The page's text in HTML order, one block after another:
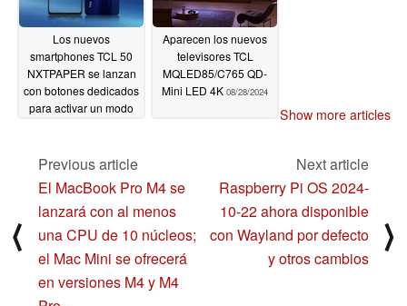
Los nuevos
smartphones TCL 50
NXTPAPER se lanzan
con botones dedicados
para activar un modo
Aparecen los nuevos
televisores TCL
MQLED85/C765 QD-
Mini LED 4K 08/28/2024
Show more articles
⟨
Previous article
El MacBook Pro M4 se
lanzará con al menos
una CPU de 10 núcleos;
el Mac Mini se ofrecerá
en versiones M4 y M4
Next article
Raspberry Pi OS 2024-
10-22 ahora disponible
con Wayland por defecto
y otros cambios
⟩